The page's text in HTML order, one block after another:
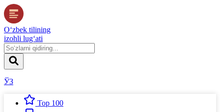
O‘zbek tilining
izohli lug‘ati
ЎЗ
Top 100